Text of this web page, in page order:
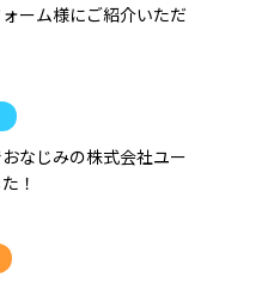
ーム様にご紹介いただ
なじみの株式会社ユー
！